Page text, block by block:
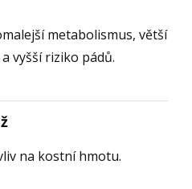
metabolismus, větší
vyšší riziko pádů.
na kostní hmotu.